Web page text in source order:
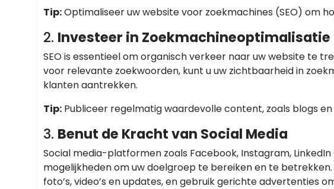
Tip:Optimaliseer uw website voor zoekmachines (SEO) om
2. Investeer in Zoekmachineoptimalisatie
SEO is essentieel om organisch verkeer naar uw website te
voor relevante zoekwoorden, kunt u uw zichtbaarheid in
klanten aantrekken.
Tip: Publiceer regelmatig waardevolle content, zoals blogs
3. Benut de Kracht van Social Media
Social media-platformen zoals Facebook, Instagram,
mogelijkheden om uw doelgroep te bereiken en te
foto’s, video’s en updates, en gebruik gerichte advertenties